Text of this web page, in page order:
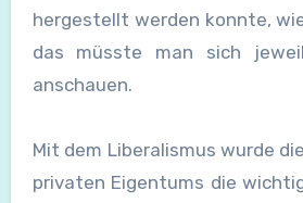
hergestellt werden konnte,
das müsste man sich
anschauen.
Mit dem Liberalismus wurde
privaten Eigentums die